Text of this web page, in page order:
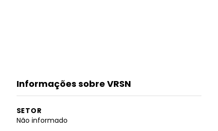
Informações sobre VRSN
SETOR
Não informado